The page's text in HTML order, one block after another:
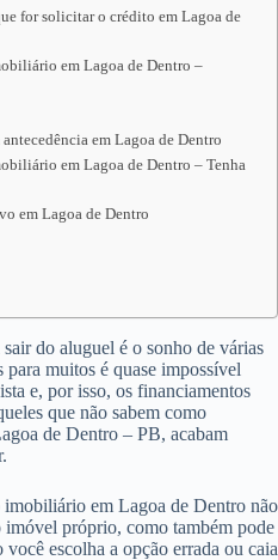
for solicitar o crédito em Lagoa de
em Lagoa de Dentro –
em Lagoa de Dentro
em Lagoa de Dentro – Tenha
em Lagoa de Dentro
do aluguel é o sonho de várias
muitos é quase impossível
e, por isso, os financiamentos
que não sabem como
de Dentro – PB, acabam
em Lagoa de Dentro não
próprio, como também pode
escolha a opção errada ou caia